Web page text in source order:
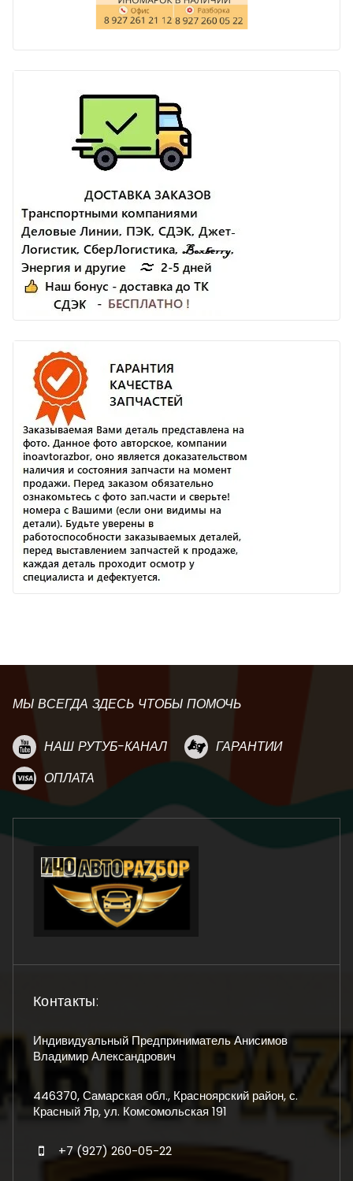
МЫ ВСЕГДА ЗДЕСЬ ЧТОБЫ ПОМОЧЬ
НАШ РУТУБ-КАНАЛ
ГАРАНТИИ
ОПЛАТА
Контакты:
Индивидуальный Предприниматель Анисимов
Владимир Александрович
446370, Самарская обл., Красноярский район, с.
Красный Яр, ул. Комсомольская 191
+7 (927) 260-05-22